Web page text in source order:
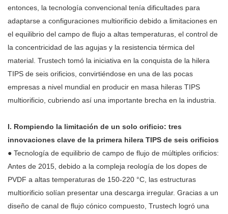
entonces, la tecnología convencional tenía dificultades para
adaptarse a configuraciones multiorificio debido a limitaciones en
el equilibrio del campo de flujo a altas temperaturas, el control de
la concentricidad de las agujas y la resistencia térmica del
material. Trustech tomó la iniciativa en la conquista de la hilera
TIPS de seis orificios, convirtiéndose en una de las pocas
empresas a nivel mundial en producir en masa hileras TIPS
multiorificio, cubriendo así una importante brecha en la industria.
I. Rompiendo la limitación de un solo orificio: tres
innovaciones clave de la primera hilera TIPS de seis orificios
● Tecnología de equilibrio de campo de flujo de múltiples orificios:
Antes de 2015, debido a la compleja reología de los dopes de
PVDF a altas temperaturas de 150-220 °C, las estructuras
multiorificio solían presentar una descarga irregular. Gracias a un
diseño de canal de flujo cónico compuesto, Trustech logró una